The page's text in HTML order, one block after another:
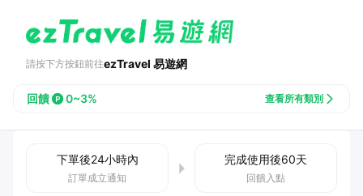
請按下方按鈕前往ezTravel 易遊網
回饋 0~3% 查看所有類別
下單後24小時內
訂單成立通知
完成使用後60天
回饋入點